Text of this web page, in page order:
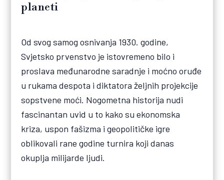
planeti
Od svog samog osnivanja 1930. godine,
Svjetsko prvenstvo je istovremeno bilo i
proslava međunarodne saradnje i moćno oruđe
u rukama despota i diktatora željnih projekcije
sopstvene moći. Nogometna historija nudi
fascinantan uvid u to kako su ekonomska
kriza, uspon fašizma i geopolitičke igre
oblikovali rane godine turnira koji danas
okuplja milijarde ljudi.